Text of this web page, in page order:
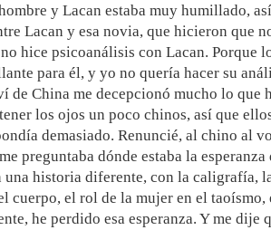
y Lacan estaba muy humillado,
Lacan y esa novia, que hicieron que
hice psicoanálisis con Lacan. Porque
para él, y yo no quería hacer su
de China me decepcionó mucho lo que
los ojos un poco chinos, así que
demasiado. Renuncié, al chino al
preguntaba dónde estaba la esperanza
una historia diferente, con la caligrafía,
cuerpo, el rol de la mujer en el taoísmo,
he perdido esa esperanza. Y me dije